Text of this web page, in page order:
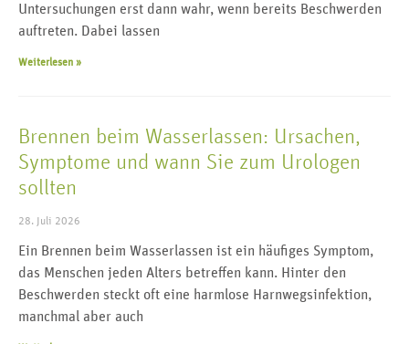
Untersuchungen erst dann wahr, wenn bereits Beschwerden
auftreten. Dabei lassen
Weiterlesen »
Brennen beim Wasserlassen: Ursachen,
Symptome und wann Sie zum Urologen
sollten
28. Juli 2026
Ein Brennen beim Wasserlassen ist ein häufiges Symptom,
das Menschen jeden Alters betreffen kann. Hinter den
Beschwerden steckt oft eine harmlose Harnwegsinfektion,
manchmal aber auch